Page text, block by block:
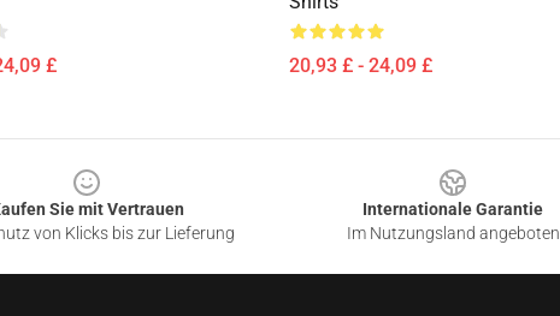
£ 20,93 £ - 24,09 £
Sie mit Vertrauen
von Klicks bis zur Lieferung
Internationale Garantie
Im Nutzungsland angeboten